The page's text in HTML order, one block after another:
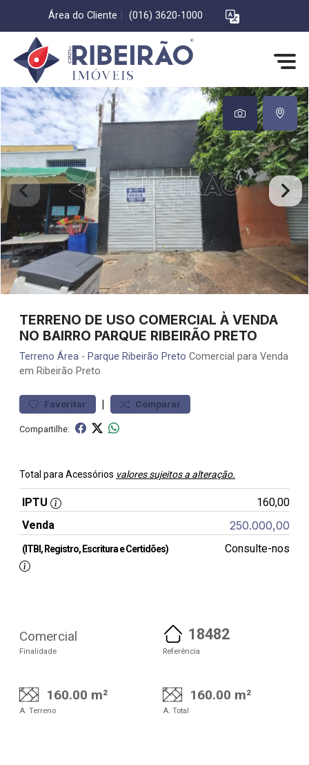
Área do Cliente (016) 3620-1000
TERRENO DE USO COMERCIAL À VENDA
NO BAIRRO PARQUE RIBEIRÃO PRETO
Terreno Área - Parque Ribeirão Preto Comercial para Venda
em Ribeirão Preto
Favoritar | Comparar
Compartilhe:
Total para Acessórios valores sujeitos a alteração.
IPTU
160,00
Venda
250.000,00
(ITBI, Registro, Escritura e Certidões) Consulte-nos
Comercial
Finalidade
18482
Referência
160.00 m²
A. Terreno
160.00 m²
A. Total